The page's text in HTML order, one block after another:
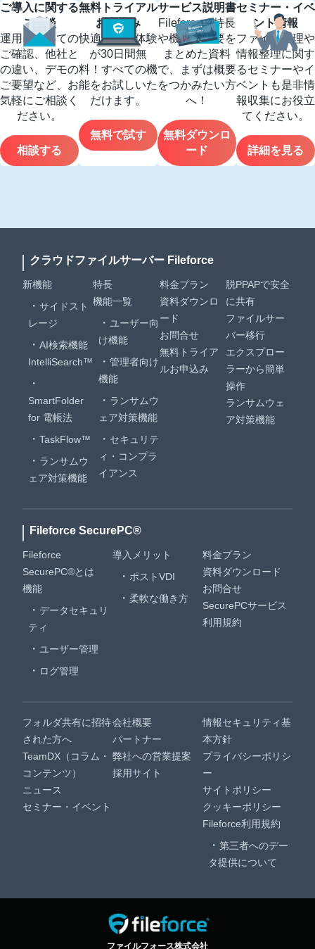
ご導入に関する
ご相談
運用についての
ご確認、他社と
の違い、デモの
ご要望など、お
気軽にご相談く
ださい。
相談する
無料トライアル
お申込み
快適な操作体験
が30日間無
料！すべての機
能をお試しいた
だけます。
無料で試す
サービス説明書
Fileforceの特長
や機能の概要を
まとめた資料
で、まずは概要
をつかみたい方
へ！
無料ダウンロ
ード
セミナー・イベ
ント情報
ファイル管理や
情報整理に関す
るセミナーやイ
ベントも是非情
報収集にお役立
てください。
詳細を見る
クラウドファイルサーバー Fileforce
新機能
サイドスト
レージ
AI検索機能
IntelliSearch™
SmartFolder
for 電帳法
TaskFlow™
ランサムウ
ェア対策機能
特長
機能一覧
ユーザー向
け機能
管理者向け
機能
ランサムウ
ェア対策機能
セキュリテ
ィ・コンプラ
イアンス
料金プラン
資料ダウンロ
ード
お問合せ
無料トライア
ルお申込み
脱PPAPで安全
に共有
ファイルサー
バー移行
エクスプロー
ラーから簡単
操作
ランサムウェ
ア対策機能
Fileforce SecurePC®
Fileforce
SecurePC®とは
機能
データセキュリ
ティ
ユーザー管理
ログ管理
導入メリット
ポストVDI
柔軟な働き方
料金プラン
資料ダウンロード
お問合せ
SecurePCサービス
利用規約
フォルダ共有に招待
された方へ
TeamDX（コラム・
コンテンツ）
ニュース
セミナー・イベント
会社概要
パートナー
弊社への営業提案
採用サイト
情報セキュリティ基
本方針
プライバシーポリシ
ー
サイトポリシー
クッキーポリシー
Fileforce利用規約
第三者へのデー
タ提供について
ファイルフォース株式会社